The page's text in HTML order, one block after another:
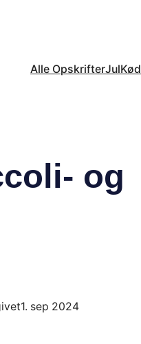
Alle OpskrifterJulKød
og
1. sep 2024